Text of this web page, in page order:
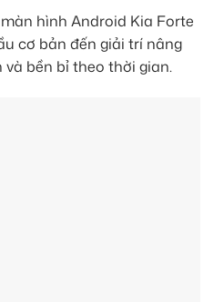
hình Android Kia Forte
cơ bản đến giải trí nâng
bền bỉ theo thời gian.